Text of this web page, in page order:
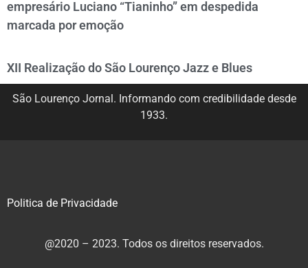
empresário Luciano “Tianinho” em despedida
marcada por emoção
XII Realização do São Lourenço Jazz e Blues
São Lourenço Jornal. Informando com credibilidade desde
1933.
Politica de Privacidade
@2020 – 2023. Todos os direitos reservados.